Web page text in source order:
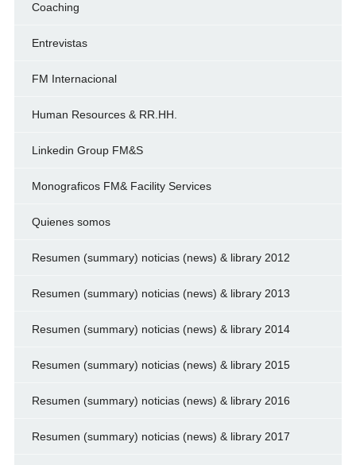
Coaching
Entrevistas
FM Internacional
Human Resources & RR.HH.
Linkedin Group FM&S
Monograficos FM& Facility Services
Quienes somos
Resumen (summary) noticias (news) & library 2012
Resumen (summary) noticias (news) & library 2013
Resumen (summary) noticias (news) & library 2014
Resumen (summary) noticias (news) & library 2015
Resumen (summary) noticias (news) & library 2016
Resumen (summary) noticias (news) & library 2017